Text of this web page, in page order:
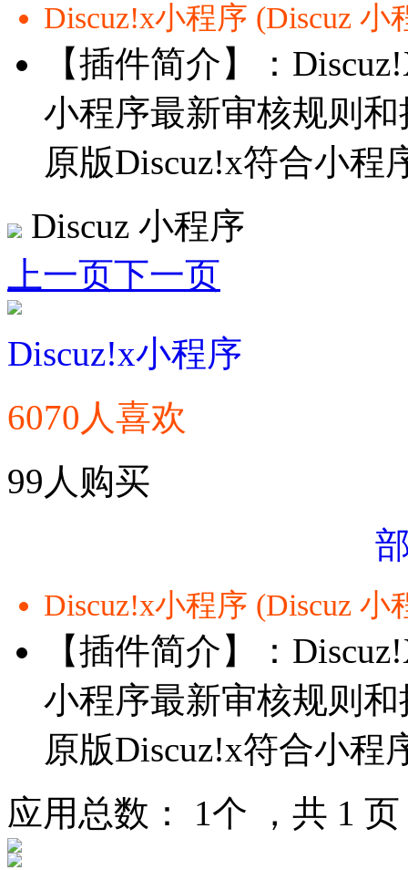
Discuz!x小程序 (Discuz 小
【插件简介】：
小程序最新审核规则
原版Discuz!x符合小程
Discuz 小程序
上一页下一页
Discuz!x小程序
6070人喜欢
99人购买
Discuz!x小程序 (Discuz 小
【插件简介】：
小程序最新审核规则
原版Discuz!x符合小程
应用总数： 1个 ，共 1